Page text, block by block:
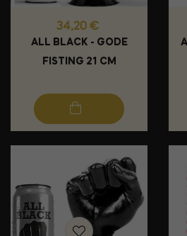
Prix
34,20 €
ALL BLACK - GODE
FISTING 21 CM